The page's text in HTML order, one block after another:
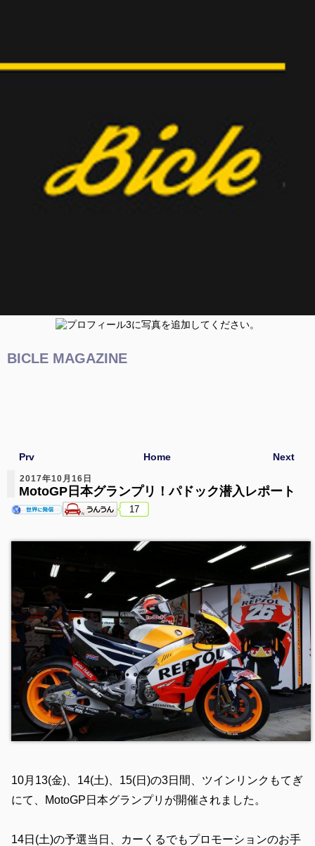
BICLE MAGAZINE
Next
Prv Home
2017年10月16日
MotoGP日本グランプリ！パドック潜入レポート
17
10月13(金)、14(土)、15(日)の3日間、ツインリンクもてぎ
にて、MotoGP日本グランプリが開催されました。
14日(土)の予選当日、カーくるでもプロモーションのお手